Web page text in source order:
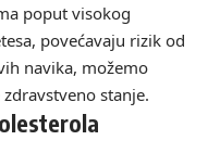
poput visokog
povećavaju rizik od
navika, možemo
stanje.